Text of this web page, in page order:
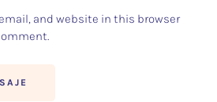
and website in this browser